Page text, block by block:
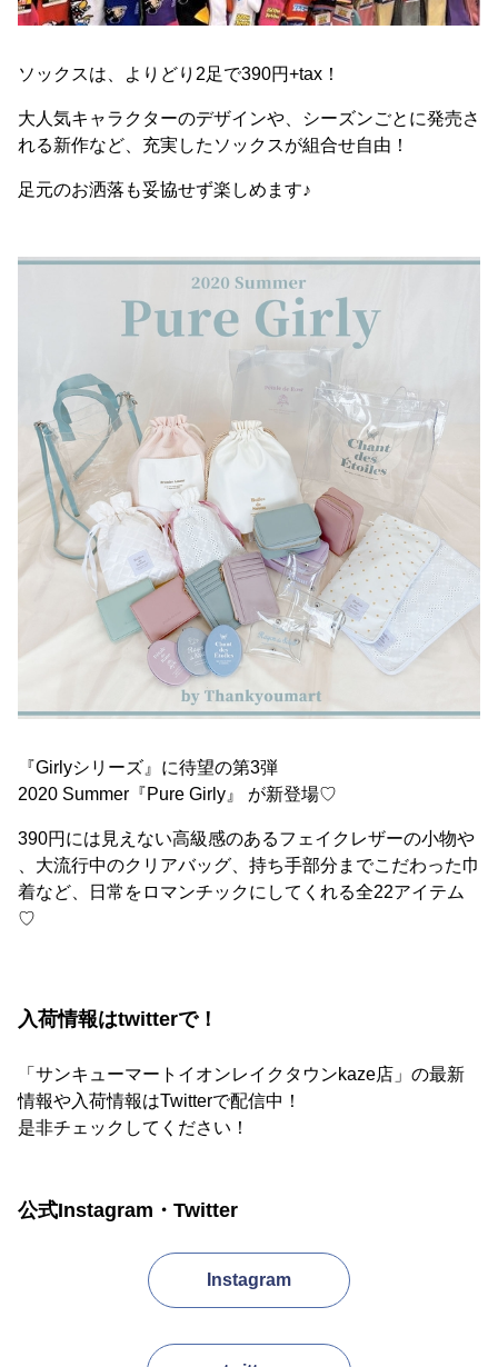
ソックスは、よりどり2足で390円+tax！
大人気キャラクターのデザインや、シーズンごとに発売さ
れる新作など、充実したソックスが組合せ自由！
足元のお洒落も妥協せず楽しめます♪
『Girlyシリーズ』に待望の第3弾
2020 Summer『Pure Girly』 が新登場♡
390円には見えない高級感のあるフェイクレザーの小物や
、大流行中のクリアバッグ、持ち手部分までこだわった巾
着など、日常をロマンチックにしてくれる全22アイテム
♡
入荷情報はtwitterで！
「サンキューマートイオンレイクタウンkaze店」の最新
情報や入荷情報はTwitterで配信中！
是非チェックしてください！
公式Instagram・Twitter
Instagram